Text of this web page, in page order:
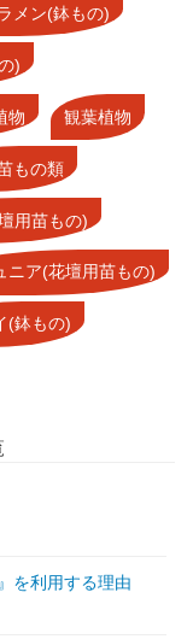
メン(鉢もの)
)
物 観葉植物
もの類
用苗もの)
ニア(花壇用苗もの)
(鉢もの)
を利用する理由